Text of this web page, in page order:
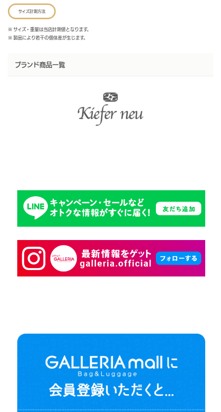
サイズ計測方法
※ サイズ・重量は当店計測値となります。
※ 製品により若干の個体差が生じます。
ブランド商品一覧